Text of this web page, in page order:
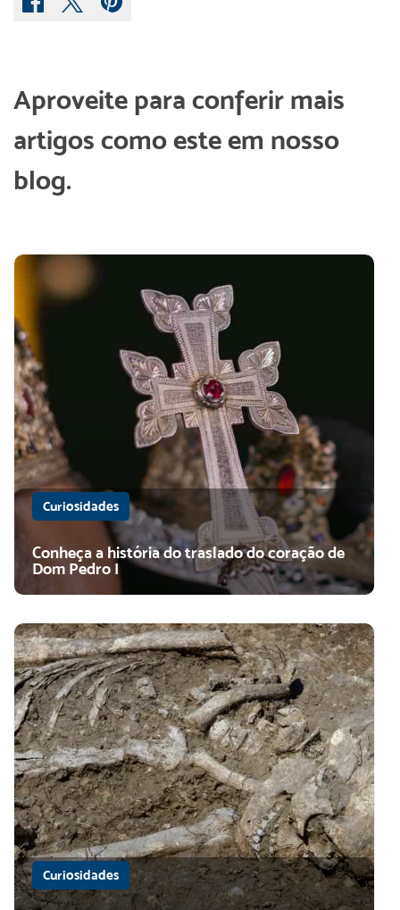
Aproveite para conferir mais
artigos como este em nosso
blog.
Curiosidades
Conheça a história do traslado do coração de
Dom Pedro I
Curiosidades